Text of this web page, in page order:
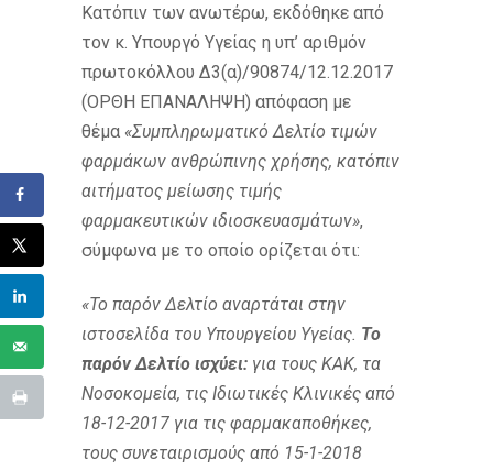
Κατόπιν των ανωτέρω, εκδόθηκε από
τον κ. Υπουργό Υγείας η υπ’ αριθμόν
πρωτοκόλλου Δ3(α)/90874/12.12.2017
(ΟΡΘΗ ΕΠΑΝΑΛΗΨΗ) απόφαση με
θέμα «Συμπληρωματικό Δελτίο τιμών
φαρμάκων ανθρώπινης χρήσης, κατόπιν
αιτήματος μείωσης τιμής
φαρμακευτικών ιδιοσκευασμάτων»,
σύμφωνα με το οποίο ορίζεται ότι:
«Το παρόν Δελτίο αναρτάται στην
ιστοσελίδα του Υπουργείου Υγείας. Το
παρόν Δελτίο ισχύει: για τους ΚΑΚ, τα
Νοσοκομεία, τις Ιδιωτικές Κλινικές από
18-12-2017 για τις φαρμακαποθήκες,
τους συνεταιρισμούς από 15-1-2018